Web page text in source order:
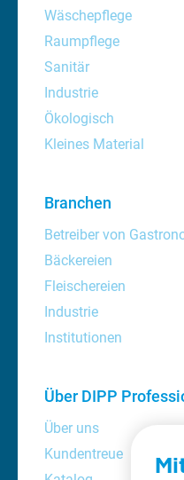
Wäschepflege
Raumpflege
Sanitär
Industrie
Ökologisch
Kleines Material
Branchen
Betreiber von
Bäckereien
Fleischereien
Industrie
Institutionen
Über DIPP
Über uns
Kundentreue